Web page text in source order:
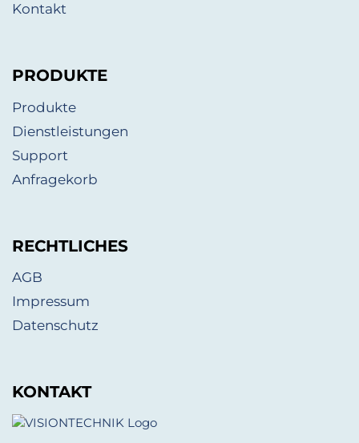
Kontakt
PRODUKTE
Produkte
Dienstleistungen
Support
Anfragekorb
RECHTLICHES
AGB
Impressum
Datenschutz
KONTAKT